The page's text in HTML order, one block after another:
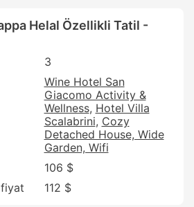
Helal Özellikli Tatil -
3
Wine Hotel San
Giacomo Activity &
Wellness Hotel Villa
Scalabrini Cozy
Detached House, Wide
Garden, Wifi
106 $
112 $